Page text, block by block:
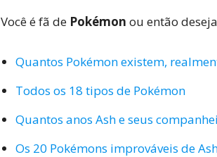
Você é fã de Pokémon ou então
Quantos Pokémon existem,
Todos os 18 tipos de Pokémon
Quantos anos Ash e seus
Os 20 Pokémons improváveis de